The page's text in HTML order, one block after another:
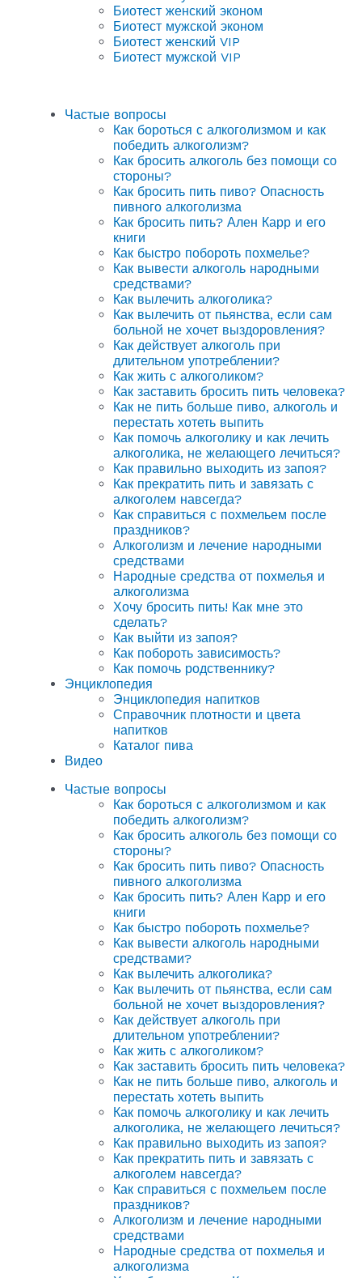
Биотест женский эконом
Биотест мужской эконом
Биотест женский VIP
Биотест мужской VIP
Частые вопросы
Как бороться с алкоголизмом и как
победить алкоголизм?
Как бросить алкоголь без помощи со
стороны?
Как бросить пить пиво? Опасность
пивного алкоголизма
Как бросить пить? Ален Карр и его
книги
Как быстро побороть похмелье?
Как вывести алкоголь народными
средствами?
Как вылечить алкоголика?
Как вылечить от пьянства, если сам
больной не хочет выздоровления?
Как действует алкоголь при
длительном употреблении?
Как жить с алкоголиком?
Как заставить бросить пить человека?
Как не пить больше пиво, алкоголь и
перестать хотеть выпить
Как помочь алкоголику и как лечить
алкоголика, не желающего лечиться?
Как правильно выходить из запоя?
Как прекратить пить и завязать с
алкоголем навсегда?
Как справиться с похмельем после
праздников?
Алкоголизм и лечение народными
средствами
Народные средства от похмелья и
алкоголизма
Хочу бросить пить! Как мне это
сделать?
Как выйти из запоя?
Как побороть зависимость?
Как помочь родственнику?
Энциклопедия
Энциклопедия напитков
Справочник плотности и цвета
напитков
Каталог пива
Видео
Частые вопросы
Как бороться с алкоголизмом и как
победить алкоголизм?
Как бросить алкоголь без помощи со
стороны?
Как бросить пить пиво? Опасность
пивного алкоголизма
Как бросить пить? Ален Карр и его
книги
Как быстро побороть похмелье?
Как вывести алкоголь народными
средствами?
Как вылечить алкоголика?
Как вылечить от пьянства, если сам
больной не хочет выздоровления?
Как действует алкоголь при
длительном употреблении?
Как жить с алкоголиком?
Как заставить бросить пить человека?
Как не пить больше пиво, алкоголь и
перестать хотеть выпить
Как помочь алкоголику и как лечить
алкоголика, не желающего лечиться?
Как правильно выходить из запоя?
Как прекратить пить и завязать с
алкоголем навсегда?
Как справиться с похмельем после
праздников?
Алкоголизм и лечение народными
средствами
Народные средства от похмелья и
алкоголизма